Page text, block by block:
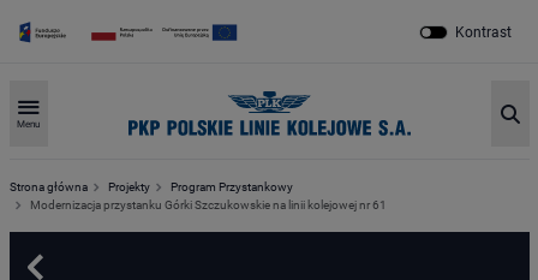
Kontrast
Menu
Strona główna Projekty
Program Przystankowy
Modernizacja przystanku Górki Szczukowskie na linii kolejowej nr 61
Powrót